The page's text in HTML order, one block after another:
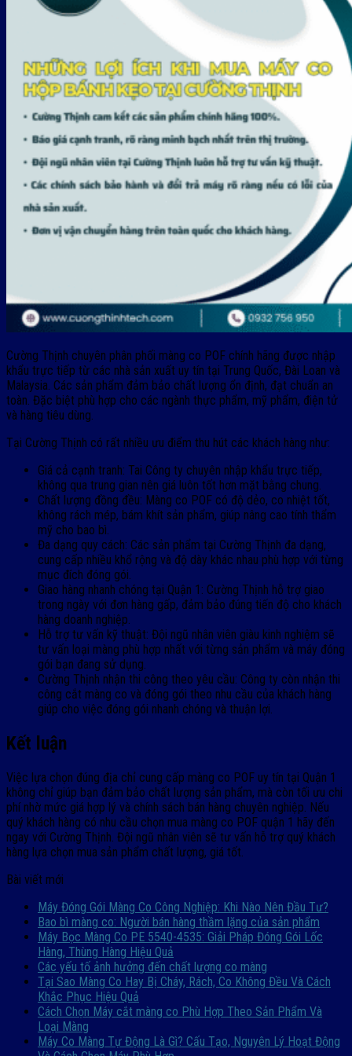
Cường Thịnh chuyên phân phối màng co POF chính hãng được nhập
khẩu trực tiếp từ các nhà sản xuất uy tín tại Trung Quốc, Đài Loan và
Malaysia. Các sản phẩm đảm bảo chất lượng ổn định, đạt chuẩn an
toàn. Đặc biệt phù hợp cho các ngành thực phẩm, mỹ phẩm, điện tử
và hàng tiêu dùng.
Tại Cường Thịnh có rất nhiều ưu điểm thu hút các khách hàng như:
Giá cả cạnh tranh: Tai Công ty chuyên nhập khẩu trực tiếp,
không qua trung gian nên giá luôn tốt hơn mặt bằng chung.
Chất lượng đồng đều: Màng co POF có độ dẻo, co nhiệt tốt,
không rách mép, bám khít sản phẩm, giúp nâng cao tính thẩm
mỹ cho bao bì.
Đa dạng quy cách: Các sản phẩm tại Cường Thịnh đa dạng,
cung cấp nhiều khổ rộng và độ dày khác nhau phù hợp với từng
mục đích đóng gói.
Giao hàng nhanh chóng tại Quận 1: Cường Thịnh hỗ trợ giao
trong ngày với đơn hàng gấp, đảm bảo đúng tiến độ cho khách
hàng doanh nghiệp.
Hỗ trợ tư vấn kỹ thuật: Đội ngũ nhân viên giàu kinh nghiệm sẽ
tư vấn loại màng phù hợp nhất với từng sản phẩm và máy đóng
gói bạn đang sử dụng.
Cường Thịnh nhận thi công theo yêu cầu: Công ty còn nhận thi
công cắt màng co và đóng gói theo nhu cầu của khách hàng
giúp cho việc đóng gói nhanh chóng và thuận lợi.
Kết luận
Việc lựa chọn đúng địa chỉ cung cấp màng co POF uy tín tại Quận 1
không chỉ giúp bạn đảm bảo chất lượng sản phẩm, mà còn tối ưu chi
phí nhờ mức giá hợp lý và chính sách bán hàng chuyên nghiệp. Nếu
quý khách hàng có nhu cầu chọn mua màng co POF quận 1 hãy đến
ngay với Cường Thịnh. Đội ngũ nhân viên sẽ tư vấn hỗ trợ quý khách
hàng lựa chọn mua sản phẩm chất lượng, giá tốt.
Bài viết mới
Máy Đóng Gói Màng Co Công Nghiệp: Khi Nào Nên Đầu Tư?
Bao bì màng co: Người bán hàng thầm lặng của sản phẩm
Máy Bọc Màng Co PE 5540-4535: Giải Pháp Đóng Gói Lốc
Hàng, Thùng Hàng Hiệu Quả
Các yếu tố ảnh hưởng đến chất lượng co màng
Tại Sao Màng Co Hay Bị Cháy, Rách, Co Không Đều Và Cách
Khắc Phục Hiệu Quả
Cách Chọn Máy cắt màng co Phù Hợp Theo Sản Phẩm Và
Loại Màng
Máy Co Màng Tự Động Là Gì? Cấu Tạo, Nguyên Lý Hoạt Động